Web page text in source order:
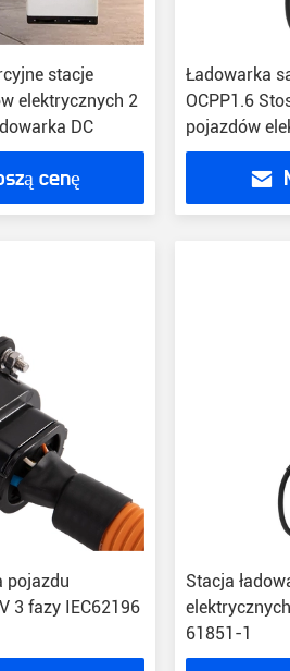
stacje
elektrycznych 2
DC
cenę
Ładowarka
OCPP1.6
pojazdów
pojazdu
3 fazy IEC62196
Stacja
61851-1